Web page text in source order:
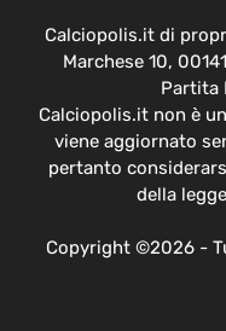
Calciopolis.it di
Marchese 10,
Partita
Calciopolis.it non è
viene aggiornato
pertanto
della
Copyright ©2026 -